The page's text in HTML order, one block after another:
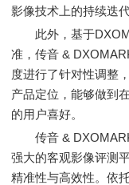
影像技术上的持续迭代
此外，基于
准，传音 &
度进行了针对性调整
产品定位，能够做到
的用户喜好。
传音 & DXOMARK
强大的客观影像评测
精准性与高效性。依